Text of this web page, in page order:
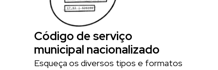
Código de serviço
municipal nacionalizado
Esqueça os diversos tipos e formatos